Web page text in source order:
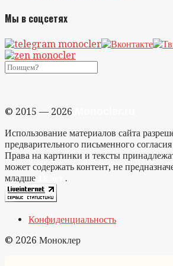
Мы в соцсетях
© 2015 — 2026
Использование материалов сайта
предварительного письменного
Права на картинки и тексты
может содержать контент, не
младше
.
Конфиденциальность
© 2026 Моноклер